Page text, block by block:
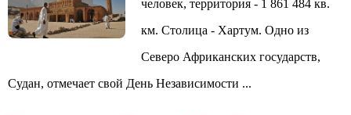
человек, территория - 1 861 484 кв.
км. Столица - Хартум. Одно из
Северо Африканских государств,
Судан, отмечает свой День Независимости ...